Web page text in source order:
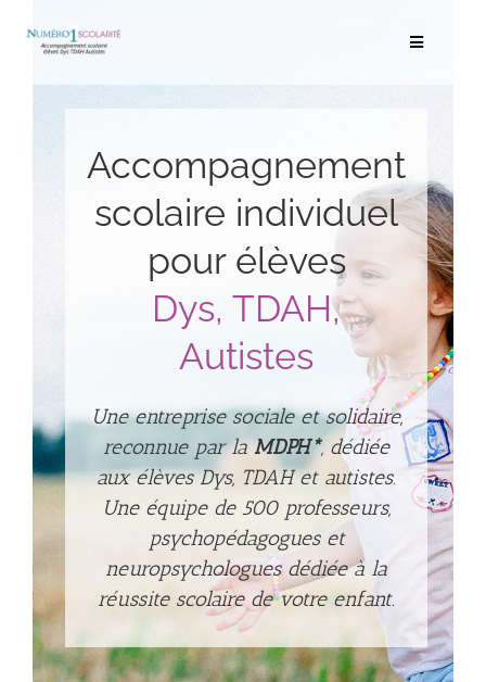
contenu
Toggle
Rechercher:
Bilans scolaires et neuropsychologiques
Ressources pédagogiques
Médias
Connexion à votre espace
Accompagnement
scolaire individuel
pour élèves
Dys, TDAH,
Autistes
Une entreprise sociale et solidaire,
reconnue par laMDPH*, dédiée
aux élèves Dys, TDAH et autistes.
Une équipe de 500 professeurs,
psychopédagogues et
neuropsychologues dédiée à la
réussite scolaire de votre enfant.